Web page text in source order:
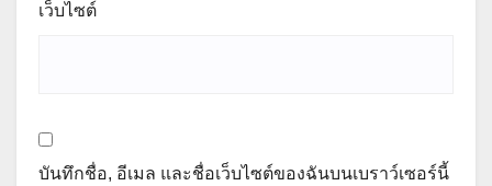
เว็บไซต์
บันทึกชื่อ, อีเมล และชื่อเว็บไซต์ของฉันบนเบราว์เซอร์นี้